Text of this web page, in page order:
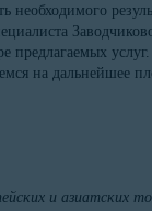
необходимого
предлагаемых
на дальнейшее
и азиатских